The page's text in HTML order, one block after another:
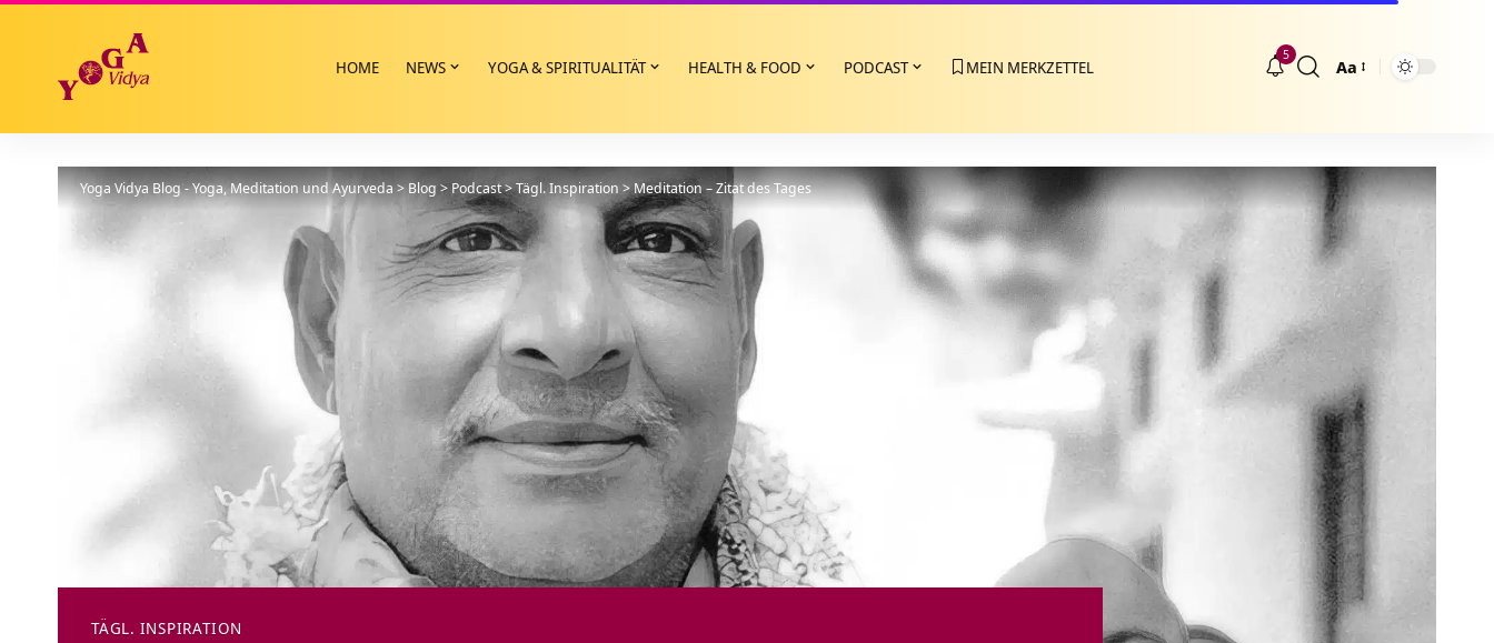
HOME NEWS YOGA & SPIRITUALITÄT HEALTH & FOOD PODCAST MEIN MERKZETTEL
5
Größenänderung
Aa
Yoga Vidya Blog - Yoga, Meditation und Ayurveda>Blog > Podcast>Tägl. Inspiration >Meditation – Zitat des Tages
TÄGL. INSPIRATION